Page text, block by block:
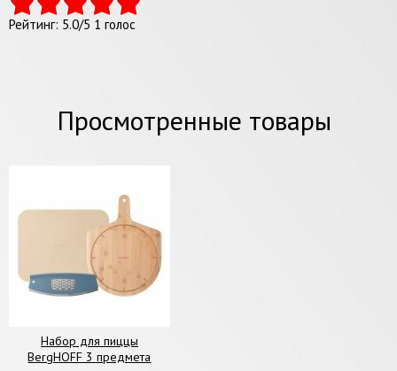
Рейтинг: 5.0/5 1 голос
Просмотренные товары
Набор для пиццы
BergHOFF 3 предмета